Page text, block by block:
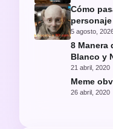
Cómo
5 agosto,
8 Manera
Blanco y
21 abril, 2020
Meme
26 abril, 2020